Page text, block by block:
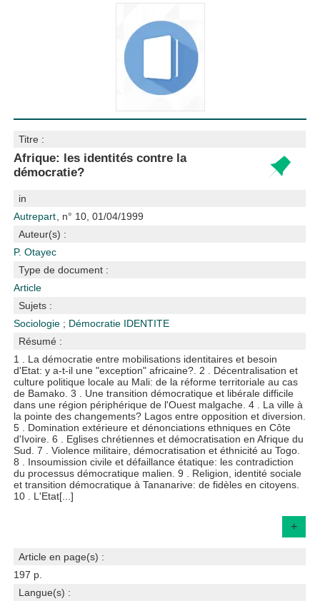
Titre :
Afrique: les identités contre la
démocratie?
in
Autrepart , n° 10, 01/04/1999
Auteur(s) :
P. Otayec
Type de document :
Article
Sujets :
Sociologie ; Démocratie IDENTITE
Résumé :
1 . La démocratie entre mobilisations identitaires et besoin
d'Etat: y a-t-il une "exception" africaine?. 2 . Décentralisation et
culture politique locale au Mali: de la réforme territoriale au cas
de Bamako. 3 . Une transition démocratique et libérale difficile
dans une région périphérique de l'Ouest malgache. 4 . La ville à
la pointe des changements? Lagos entre opposition et diversion.
5 . Domination extérieure et dénonciations ethniques en Côte
d'Ivoire. 6 . Eglises chrétiennes et démocratisation en Afrique du
Sud. 7 . Violence militaire, démocratisation et éthnicité au Togo.
8 . Insoumission civile et défaillance étatique: les contradiction
du processus démocratique malien. 9 . Religion, identité sociale
et transition démocratique à Tananarive: de fidèles en citoyens.
10 . L'Etat[...]
+
Article en page(s) :
197 p.
Langue(s) :